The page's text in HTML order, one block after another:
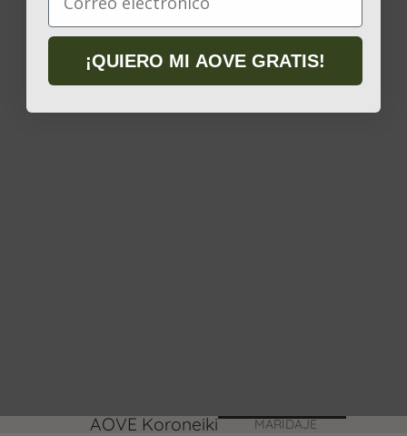
AOVE Koroneiki MARIDAJE
¡QUIERO MI AOVE GRATIS!